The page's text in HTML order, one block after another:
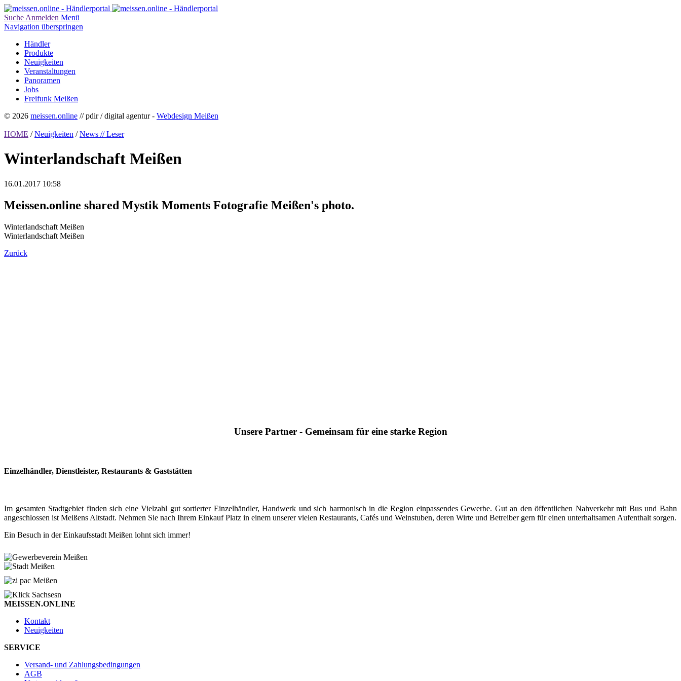
Suche Anmelden Menü
Navigation überspringen
Händler
Produkte
Neuigkeiten
Veranstaltungen
Panoramen
Jobs
Freifunk Meißen
© 2026 meissen.online // pdir / digital agentur - Webdesign Meißen
HOME / Neuigkeiten / News // Leser
Winterlandschaft Meißen
16.01.2017 10:58
Meissen.online shared Mystik Moments Fotografie Meißen's photo.
Winterlandschaft Meißen
Winterlandschaft Meißen
Zurück
Unsere Partner - Gemeinsam für eine starke Region
Einzelhändler, Dienstleister, Restaurants & Gaststätten
Im gesamten Stadtgebiet finden sich eine Vielzahl gut sortierter Einzelhändler, Handwerk und sich harmonisch in die Region einpassendes Gewerbe. Gut an den öffentlichen Nahverkehr mit Bus und Bahn
angeschlossen ist Meißens Altstadt. Nehmen Sie nach Ihrem Einkauf Platz in einem unserer vielen Restaurants, Cafés und Weinstuben, deren Wirte und Betreiber gern für einen unterhaltsamen Aufenthalt sorgen.
Ein Besuch in der Einkaufsstadt Meißen lohnt sich immer!
MEISSEN.ONLINE
Kontakt
Neuigkeiten
SERVICE
Versand- und Zahlungsbedingungen
AGB